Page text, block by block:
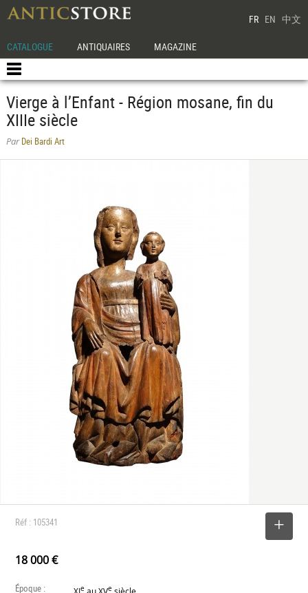
FR EN 中文
CATALOGUE ANTIQUAIRES MAGAZINE
Vierge à l’Enfant - Région mosane, fin du
XIIIe siècle
ParDei Bardi Art
Réf : 105341
18 000 €
Époque : e e